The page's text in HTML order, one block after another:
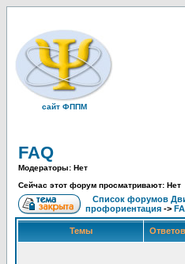
сайт ФППМ
FAQ
Модераторы: Нет
Сейчас этот форум просматривают: Нет
Список форумов
профориентация ->
Темы Ответов